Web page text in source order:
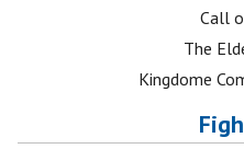
Call
The
Kingdome